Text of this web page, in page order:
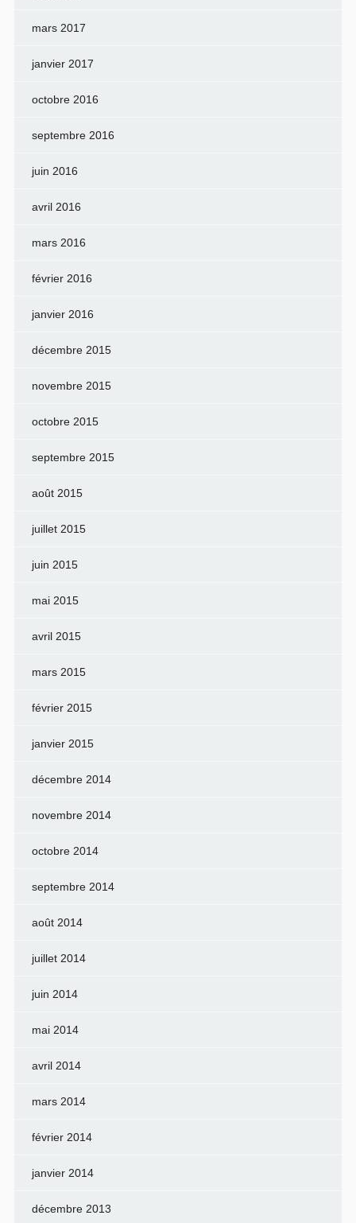
mars 2017
janvier 2017
octobre 2016
septembre 2016
juin 2016
avril 2016
mars 2016
février 2016
janvier 2016
décembre 2015
novembre 2015
octobre 2015
septembre 2015
août 2015
juillet 2015
juin 2015
mai 2015
avril 2015
mars 2015
février 2015
janvier 2015
décembre 2014
novembre 2014
octobre 2014
septembre 2014
août 2014
juillet 2014
juin 2014
mai 2014
avril 2014
mars 2014
février 2014
janvier 2014
décembre 2013